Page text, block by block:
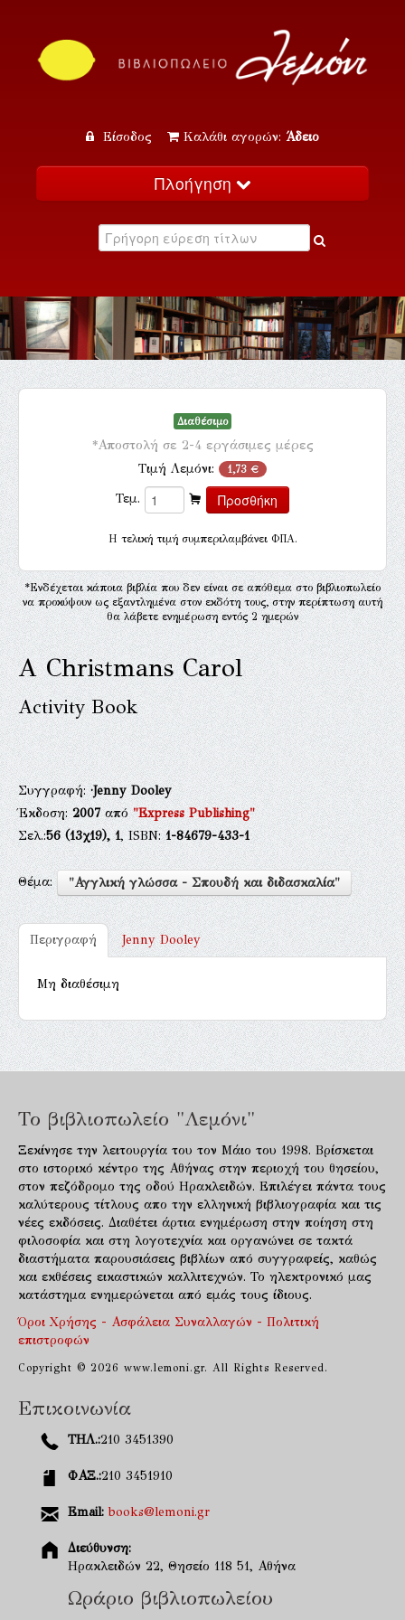
Είσοδος Καλάθι αγορών: Άδειο
Πλοήγηση
Κατάλογος
Εκδηλώσεις
Επικοινωνία
Διαθέσιμο
*Αποστολή σε 2-4 εργάσιμες μέρες
Τιμή Λεμόνι: 1,73 €
Τεμ.
H τελική τιμή συμπεριλαμβάνει ΦΠΑ.
*Ενδέχεται κάποια βιβλία που δεν είναι σε απόθεμα στο βιβλιοπωλείο
να προκύψουν ως εξαντλημένα στον εκδότη τους, στην περίπτωση αυτή
θα λάβετε ενημέρωση εντός 2 ημερών
A Christmans Carol
Activity Book
Συγγραφή:·Jenny Dooley
Έκδοση:2007από"Express Publishing"
Σελ.:56(13χ19), 1, ISBN:1-84679-433-1
Θέμα: "Αγγλική γλώσσα - Σπουδή και διδασκαλία"
Περιγραφή Jenny Dooley
Μη διαθέσιμη
Το βιβλιοπωλείο "Λεμόνι"
Ξεκίνησε την λειτουργία του τον Μάιο του 1998. Βρίσκεται
στο ιστορικό κέντρο της Αθήνας στην περιοχή του θησείου,
στον πεζόδρομο της οδού Ηρακλειδών. Επιλέγει πάντα τους
καλύτερους τίτλους απο την ελληνική βιβλιογραφία και τις
νέες εκδόσεις. Διαθέτει άρτια ενημέρωση στην ποίηση στη
φιλοσοφία και στη λογοτεχνία και οργανώνει σε τακτά
διαστήματα παρουσιάσεις βιβλίων από συγγραφείς, καθώς
και εκθέσεις εικαστικών καλλιτεχνών. Το ηλεκτρονικό μας
κατάστημα ενημερώνεται από εμάς τους ίδιους.
Όροι Χρήσης - Ασφάλεια Συναλλαγών - Πολιτική
επιστροφών
Copyright © 2026 www.lemoni.gr. All Rights Reserved.
Επικοινωνία
ΤΗΛ.:210 3451390
ΦΑΞ.:210 3451910
Email: books@lemoni.gr
Διεύθυνση:
Ηρακλειδών 22, Θησείο 118 51, Αθήνα
Ωράριο βιβλιοπωλείου